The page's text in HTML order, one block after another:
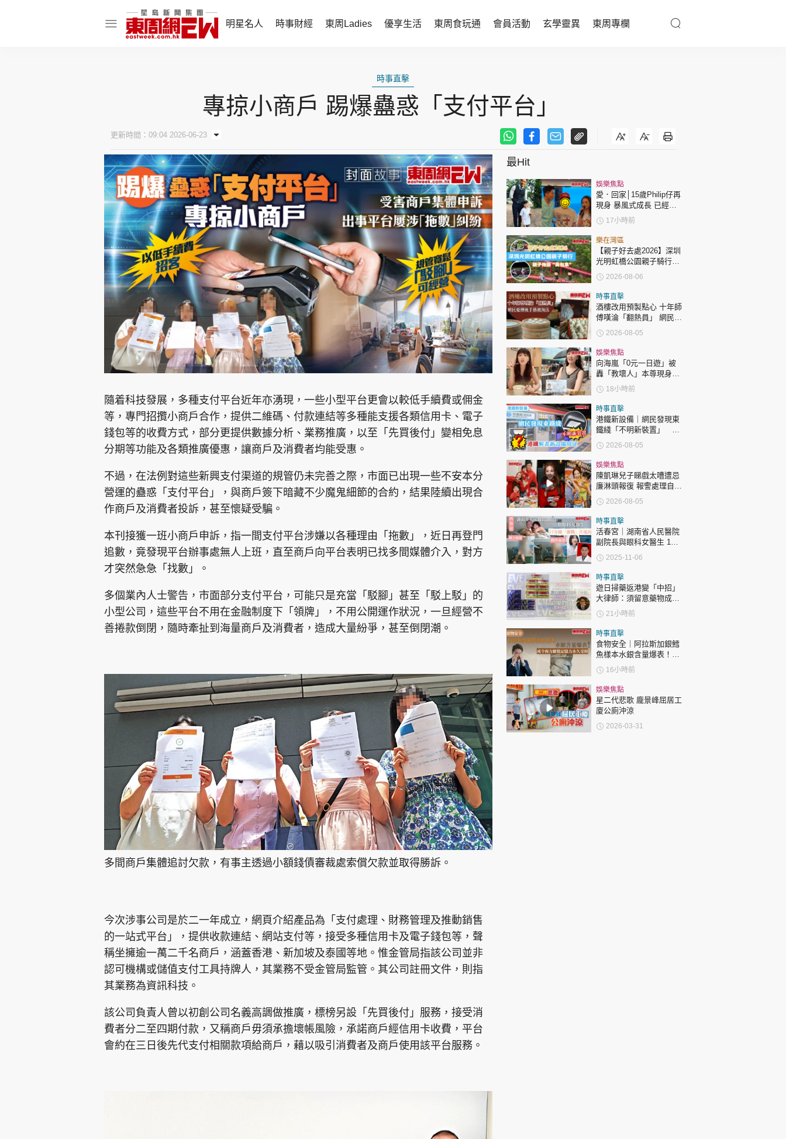
明星名人 時事財經 東周Ladies 優享生活 東周食玩通 會員活動 玄學靈異 東周專欄
東姑熱話
財經智庫
她世代力量
時尚生活
卓越女性
親子天地
與寵同行
東周食玩通
樂在灣區
飲食玩樂
會員活動
東周JETSO
玄學靈異
東勝運程
智富天下 李居明
神機妙算 李丞責
緣來有理 麥玲玲
鬼靈精怪 威師兄
東周專欄
娛樂名人
文化藝術
時政財經
健康生活
飲食旅遊
集團旗下品牌
東周刊 cazbuyer 東Touch PCM 電腦廣場 星島頭條 星島日報 頭條日報 星島環球 The Standard
關於我們 聯絡我們 隱私政策聲明 使用條款 版權及免責聲明 Copyright © 東周網 版權所有 . 不得轉載 ©Eastweek.com.hk. All rights reserved.
時事直擊
專掠小商戶 踢爆蠱惑「支付平台」
更新時間：09:04 2026-06-23
隨着科技發展，多種支付平台近年亦湧現，一些小型平台更會以較低手續費或佣金
等，專門招攬小商戶合作，提供二維碼、付款連結等多種能支援各類信用卡、電子
錢包等的收費方式，部分更提供數據分析、業務推廣，以至「先買後付」變相免息
分期等功能及各類推廣優惠，讓商戶及消費者均能受惠。
不過，在法例對這些新興支付渠道的規管仍未完善之際，市面已出現一些不安本分
營運的蠱惑「支付平台」，與商戶簽下暗藏不少魔鬼細節的合約，結果陸續出現合
作商戶及消費者投訴，甚至懷疑受騙。
本刊接獲一班小商戶申訴，指一間支付平台涉嫌以各種理由「拖數」，近日再登門
追數，竟發現平台辦事處無人上班，直至商戶向平台表明已找多間媒體介入，對方
才突然急急「找數」。
多個業內人士警告，市面部分支付平台，可能只是充當「駁腳」甚至「駁上駁」的
小型公司，這些平台不用在金融制度下「領牌」，不用公開運作狀況，一旦經營不
善捲款倒閉，隨時牽扯到海量商戶及消費者，造成大量紛爭，甚至倒閉潮。
多間商戶集體追討欠款，有事主透過小額錢債審裁處索償欠款並取得勝訴。
今次涉事公司是於二一年成立，網頁介紹產品為「支付處理、財務管理及推動銷售
的一站式平台」，提供收款連結、網站支付等，接受多種信用卡及電子錢包等，聲
稱坐擁逾一萬二千名商戶，涵蓋香港、新加坡及泰國等地。惟金管局指該公司並非
認可機構或儲值支付工具持牌人，其業務不受金管局監管。其公司註冊文件，則指
其業務為資訊科技。
該公司負責人曾以初創公司名義高調做推廣，標榜另設「先買後付」服務，接受消
費者分二至四期付款，又稱商戶毋須承擔壞帳風險，承諾商戶經信用卡收費，平台
會約在三日後先代支付相關款項給商戶，藉以吸引消費者及商戶使用該平台服務。
最Hit
娛樂焦點
愛．回家│15歲Philip仔再
現身 暴風式成長 已經高
過「三太」樊亦敏！
17小時前
樂在灣區
【親子好去處2026】深圳
光明虹橋公園親子騎行：
「電助力黃包車」2小時
環湖
2026-08-06
時事直擊
酒樓改用預製點心 十年師
傅嘆淪「翻熱員」 網民憂
傳統手藝被淘汰
2026-08-05
娛樂焦點
向海嵐「0元一日遊」被
轟「教壞人」本尊現身回
應網民
18小時前
時事直擊
港鐵新設備｜網民發現東
鐵綫「不明新裝置」 港
鐵解畫新設備用途
2026-08-05
娛樂焦點
陳凱琳兒子睇戲太嘈遭忌
廉淋頭報復 報警處理自責
護子不力 歐錦棠陳倩揚齊
表態「媽媽有責任」
2026-08-05
時事直擊
活春宮｜湖南省人民醫院
副院長與眼科女醫生 17
分鐘「激戰」片流出 動作
露骨 網上瘋傳
2025-11-06
時事直擊
遊日掃藥返港變「中招」
大律師：須留意藥物成分
自用代購都唔係護身符
21小時前
時事直擊
食物安全｜阿拉斯加銀鱈
魚樣本水銀含量爆表！或
令視力聽覺記憶力永久受
損
16小時前
娛樂焦點
星二代悲歌 龐景峰屈居工
廈公廁沖涼
2026-03-31